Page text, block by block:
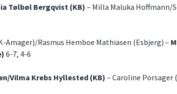
Tølbøl Bergqvist (KB)– Milla Maluka Hoffmann/
Amager)/Rasmus Hemboe Mathiasen (Esbjerg) –
6-7, 4-6
Vilma Krebs Hyllested (KB) – Caroline Porsager